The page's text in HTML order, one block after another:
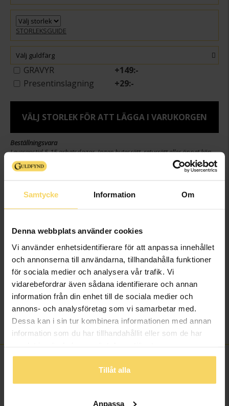
Samtycke Information Om
Denna webbplats använder cookies
Vi använder enhetsidentifierare för att anpassa innehållet
och annonserna till användarna, tillhandahålla funktioner
för sociala medier och analysera vår trafik. Vi
vidarebefordrar även sådana identifierare och annan
information från din enhet till de sociala medier och
annons- och analysföretag som vi samarbetar med.
Dessa kan i sin tur kombinera informationen med annan
information som du har tillhandahållit eller som de har
Tillåt alla
Anpassa
STORLEKSGUIDE
Välj guldfärg
GRAVYR +149:-
Presentinslagning
+29:-
VÄLJ STORLEK FÖR ATT LÄGGA I VARUKORGEN
Beställningsvara
Leveranstid 5-15 arbetsdagar. Ingen bytesrätt, returrätt eller öppet köp
för beställningsvaror samt graverade varor. Läs mer om ångerrätt och
öppet köp i webbshoppen
Info
Bredd ca (mm)
5
Höjd ca (mm)
1.5
Varumärke
Schalins
Material
Guld
Ädelmetall
18K Gold
Vikt ca (gram)
6.00
Övrigt
Ringarna kan även
beställas i vitt guld.
FINNS OCKSÅ SOM